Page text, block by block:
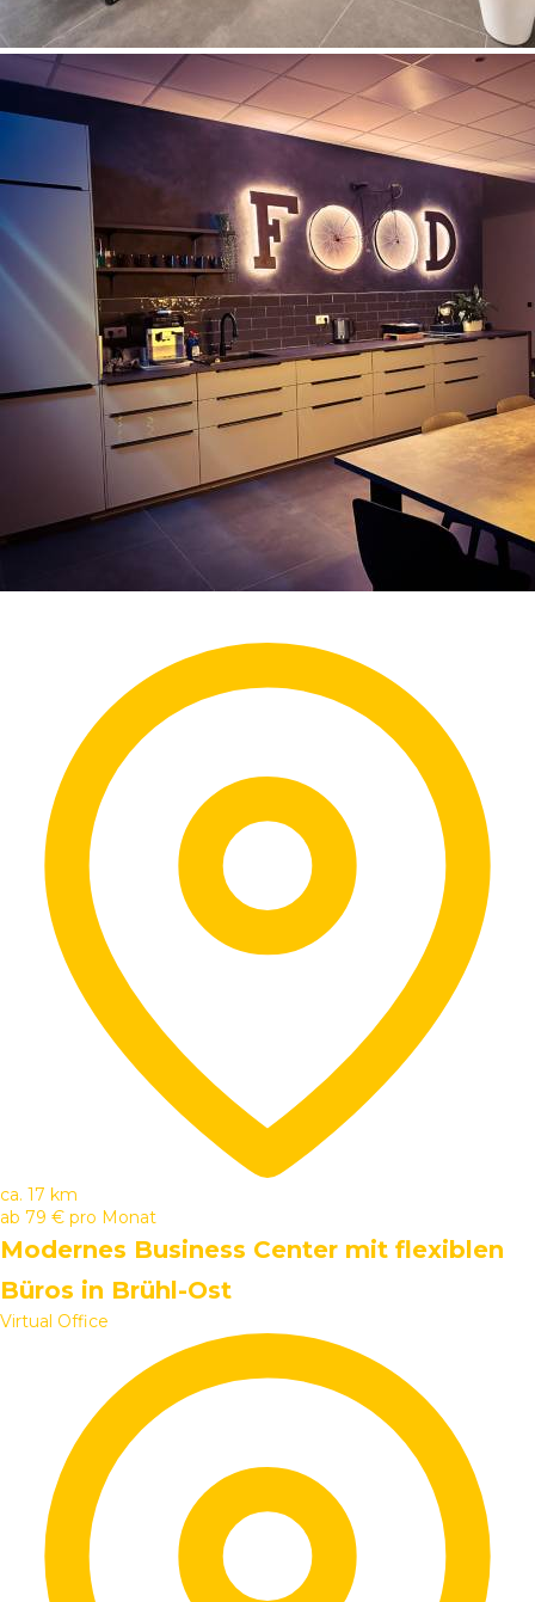
ca. 17 km
ab 79 € pro Monat
Modernes Business Center mit flexiblen
Büros in Brühl-Ost
Virtual Office